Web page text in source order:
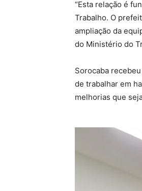
“Esta relação é
Trabalho. O
ampliação da
do Ministério do
Sorocaba
de trabalhar em
melhorias que